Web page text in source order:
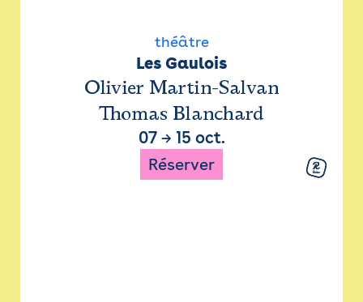
théâtre
Les Gaulois
Olivier Martin-Salvan
Thomas Blanchard
07→ 15 oct.
Réserver